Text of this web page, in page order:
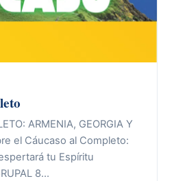
ARMENIA, GEORGIA Y
el Cáucaso al Completo:
tu Espíritu
8…